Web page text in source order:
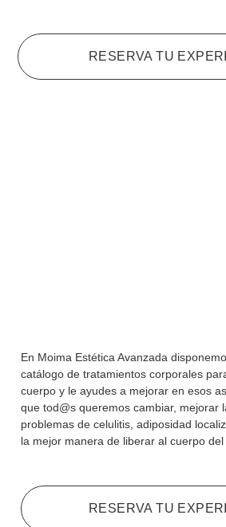
RESERVA TU
En Moima Estética Avanzada
catálogo de tratamientos corporales
cuerpo y le ayudes a mejorar en esos
que tod@s queremos cambiar, mejorar
problemas de celulitis, adiposidad
la mejor manera de liberar al cuerpo del
RESERVA TU